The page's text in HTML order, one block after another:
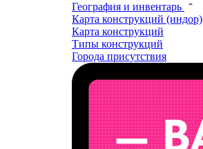
География и инвентарь
Карта конструкций (индор)
Карта конструкций
Типы конструкций
Города присутствия